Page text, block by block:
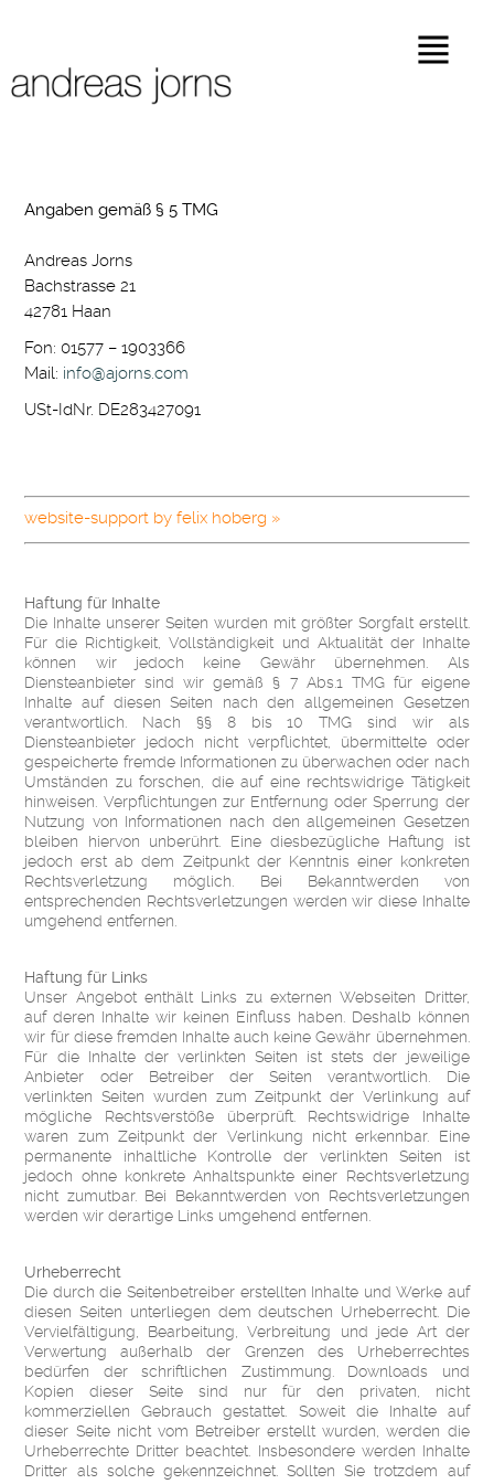
Angaben gemäß § 5 TMG
Andreas Jorns
Bachstrasse 21
42781 Haan
Fon: 01577 – 1903366
Mail: info@ajorns.com
USt-IdNr. DE283427091
website-support by felix hoberg »
Haftung für Inhalte
Die Inhalte unserer Seiten wurden mit größter Sorgfalt erstellt.
Für die Richtigkeit, Vollständigkeit und Aktualität der Inhalte
können wir jedoch keine Gewähr übernehmen. Als
Diensteanbieter sind wir gemäß § 7 Abs.1 TMG für eigene
Inhalte auf diesen Seiten nach den allgemeinen Gesetzen
verantwortlich. Nach §§ 8 bis 10 TMG sind wir als
Diensteanbieter jedoch nicht verpflichtet, übermittelte oder
gespeicherte fremde Informationen zu überwachen oder nach
Umständen zu forschen, die auf eine rechtswidrige Tätigkeit
hinweisen. Verpflichtungen zur Entfernung oder Sperrung der
Nutzung von Informationen nach den allgemeinen Gesetzen
bleiben hiervon unberührt. Eine diesbezügliche Haftung ist
jedoch erst ab dem Zeitpunkt der Kenntnis einer konkreten
Rechtsverletzung möglich. Bei Bekanntwerden von
entsprechenden Rechtsverletzungen werden wir diese Inhalte
umgehend entfernen.
Haftung für Links
Unser Angebot enthält Links zu externen Webseiten Dritter,
auf deren Inhalte wir keinen Einfluss haben. Deshalb können
wir für diese fremden Inhalte auch keine Gewähr übernehmen.
Für die Inhalte der verlinkten Seiten ist stets der jeweilige
Anbieter oder Betreiber der Seiten verantwortlich. Die
verlinkten Seiten wurden zum Zeitpunkt der Verlinkung auf
mögliche Rechtsverstöße überprüft. Rechtswidrige Inhalte
waren zum Zeitpunkt der Verlinkung nicht erkennbar. Eine
permanente inhaltliche Kontrolle der verlinkten Seiten ist
jedoch ohne konkrete Anhaltspunkte einer Rechtsverletzung
nicht zumutbar. Bei Bekanntwerden von Rechtsverletzungen
werden wir derartige Links umgehend entfernen.
Urheberrecht
Die durch die Seitenbetreiber erstellten Inhalte und Werke auf
diesen Seiten unterliegen dem deutschen Urheberrecht. Die
Vervielfältigung, Bearbeitung, Verbreitung und jede Art der
Verwertung außerhalb der Grenzen des Urheberrechtes
bedürfen der schriftlichen Zustimmung. Downloads und
Kopien dieser Seite sind nur für den privaten, nicht
kommerziellen Gebrauch gestattet. Soweit die Inhalte auf
dieser Seite nicht vom Betreiber erstellt wurden, werden die
Urheberrechte Dritter beachtet. Insbesondere werden Inhalte
Dritter als solche gekennzeichnet. Sollten Sie trotzdem auf